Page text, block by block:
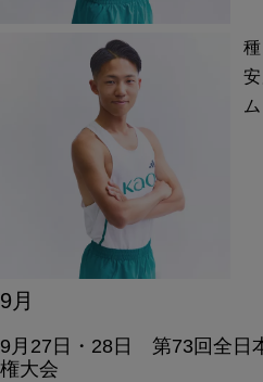
9月
9月27日・28日 第73回全日
権大会